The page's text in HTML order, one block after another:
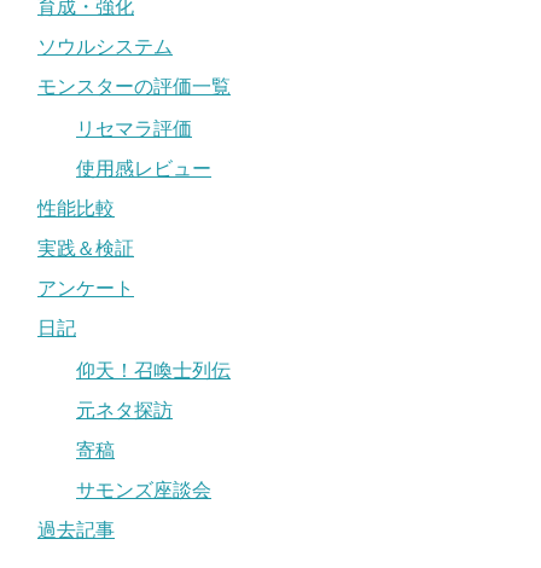
育成・強化
ソウルシステム
モンスターの評価一覧
リセマラ評価
使用感レビュー
性能比較
実践＆検証
アンケート
日記
仰天！召喚士列伝
元ネタ探訪
寄稿
サモンズ座談会
過去記事